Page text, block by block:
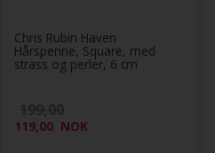
Chris Rubin Haven
Hårspenne, Square, med
strass og perler, 6 cm
119,00 NOK